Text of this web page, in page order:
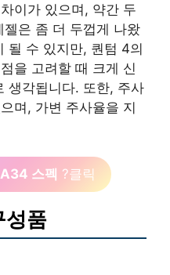
이가 있으며, 약간 두
은 좀 더 두껍게 나왔
될 수 있지만, 퀀텀 4의
을 고려할 때 크게 신
생각됩니다. 또한, 주사
며, 가변 주사율을 지
스펙 ?클릭
성품